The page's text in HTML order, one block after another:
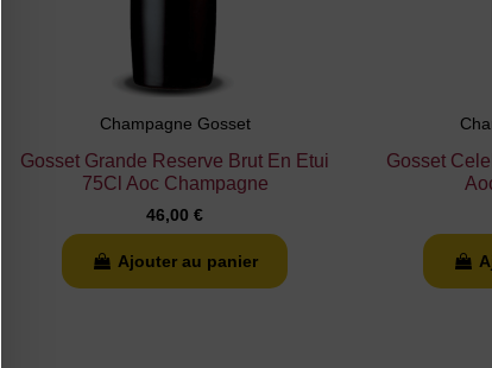
Champagne Gosset
Gosset Grande Reserve Brut En Etui
75Cl Aoc Champagne
46,00 €
Ajouter au panier
Gosset